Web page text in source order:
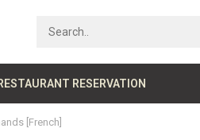
RESERVATION
[French]